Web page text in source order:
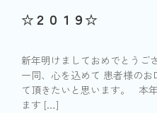
☆２０１９☆
新年明けましておめでとうご
一同、心を込めて 患者様の
て頂きたいと思います。 本
ます […]